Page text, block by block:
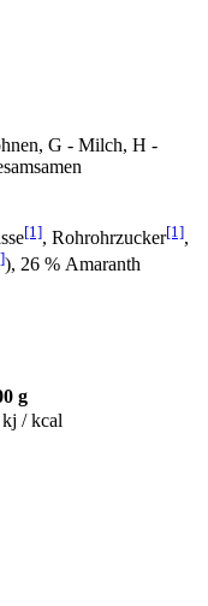
G - Milch, H -
[1], Rohrohrzucker[1],
), 26 % Amaranth
g
/ kcal